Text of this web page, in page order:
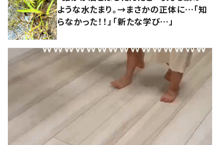
ような水たまり。→まさかの正体に…「知
らなかった！！」「新たな学び…」